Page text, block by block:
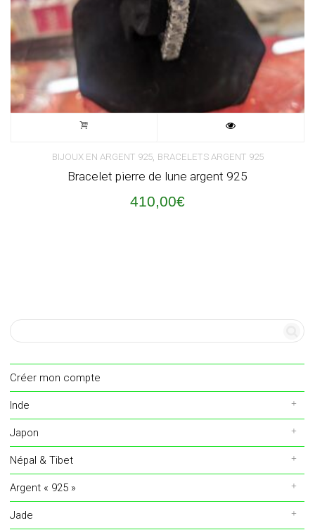
BIJOUX EN ARGENT 925, BRACELETS ARGENT 925
Bracelet pierre de lune argent 925
410,00€
Créer mon compte
Inde
Japon
Népal & Tibet
Argent « 925 »
Jade